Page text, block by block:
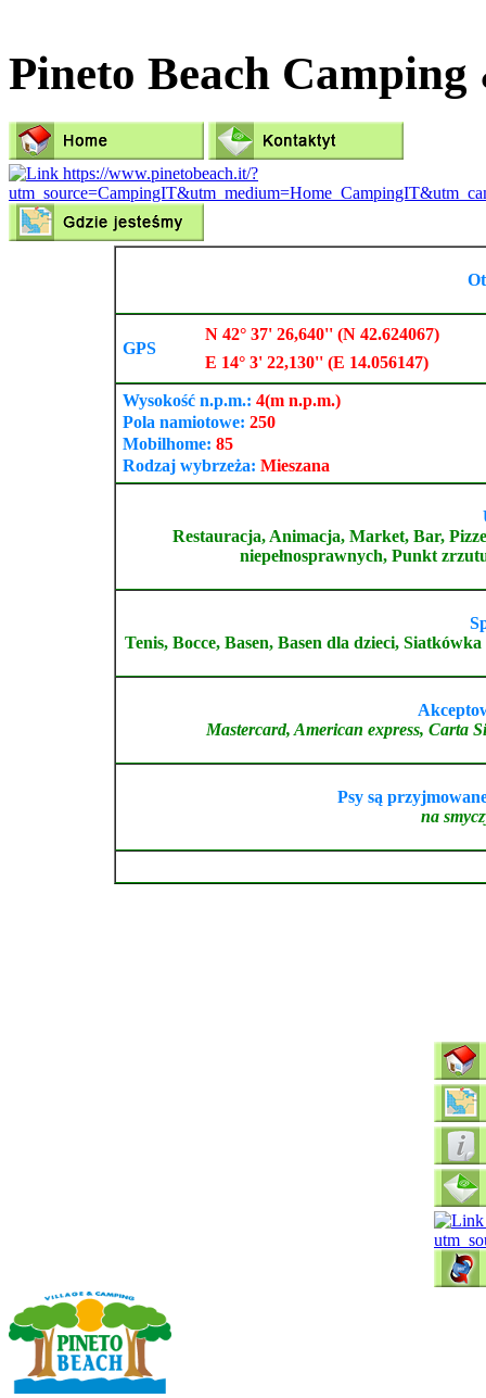
Pineto Beach
GPS
N 42° 37' 26,640'' (N 42.624067)
E 14° 3' 22,130'' (E 14.056147)
Wysokość n.p.m.: 4(m n.p.m.)
Pola namiotowe: 250
Mobilhome: 85
Rodzaj wybrzeża: Mieszana
Restauracja, Animacja, Market, Bar,
niepełnosprawnych, Punkt
Tenis, Bocce, Basen, Basen dla dzieci,
Mastercard, American express, Carta
Psy są
na